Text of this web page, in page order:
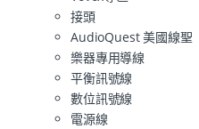
接頭
AudioQuest 美國線聖
樂器專用導線
平衡訊號線
數位訊號線
電源線